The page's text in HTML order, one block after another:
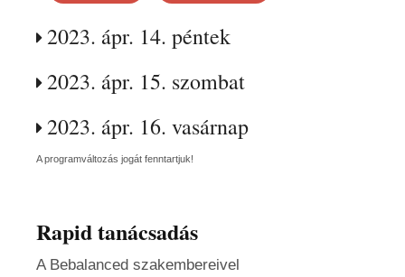
2023. ápr. 14. péntek
2023. ápr. 15. szombat
2023. ápr. 16. vasárnap
A programváltozás jogát fenntartjuk!
Rapid tanácsadás
A Bebalanced szakembereivel